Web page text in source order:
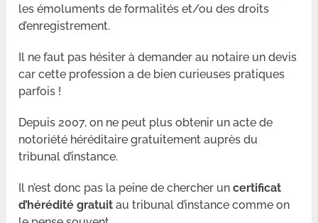
les émoluments de formalités et/ou des droits
d’enregistrement.
Il ne faut pas hésiter à demander au notaire un devis
car cette profession a de bien curieuses pratiques
parfois !
Depuis 2007, on ne peut plus obtenir un acte de
notoriété héréditaire gratuitement auprès du
tribunal d’instance.
Il n’est donc pas la peine de chercher uncertificat
d’hérédité gratuit au tribunal d’instance comme on